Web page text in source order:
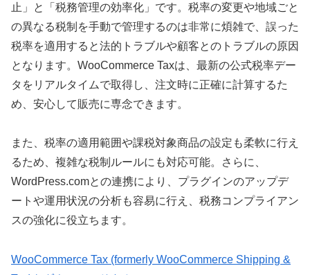
止」と「税務管理の効率化」です。税率の変更や地域ごと
の異なる税制を手動で管理するのは非常に煩雑で、誤った
税率を適用すると法的トラブルや顧客とのトラブルの原因
となります。WooCommerce Taxは、最新の公式税率デー
タをリアルタイムで取得し、注文時に正確に計算するた
め、安心して販売に専念できます。
また、税率の適用範囲や課税対象商品の設定も柔軟に行え
るため、複雑な税制ルールにも対応可能。さらに、
WordPress.comとの連携により、プラグインのアップデ
ートや運用状況の分析も容易に行え、税務コンプライアン
スの強化に役立ちます。
WooCommerce Tax (formerly WooCommerce Shipping &